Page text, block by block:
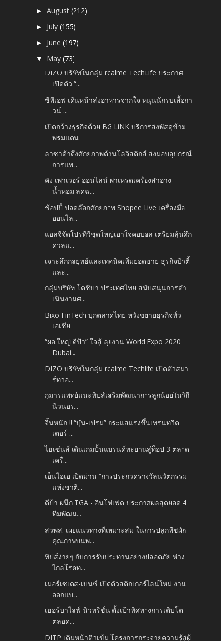
►August(212)
► July(155)
► June(197)
▼ May(73)
DIZO บริษัทในกลุ่ม realme TechLife ประกาศ
เปิดตัว “...
ซีพีเอฟ เดินหน้าส่งอาหารจากใจ หนุนนักรบเสื้อกา
วน์ ...
เปิดกว้างธุรกิจด้วย BG LiNK บริการส่งพัสดุข้าม
พรมแดน
ลาซาด้าดึงศักยภาพด้านโลจิสติกส์ ส่งมอบอุปกรณ์
การแพ...
คิง เพาเวอร์ ออนไลน์ พาเหรดเครื่องสำอาง
น้ำหอม ลดฉ...
ช้อปปี้ ปลดล๊อกศักยภาพ Shopee Live เครื่องมือ
ออนไล...
แอลจีจัดโปรทีวีชุดใหญ่เอาใจคอบอล เตรียมลุ้นศึก
ดวลแ...
เจาะลึกกลยุทธ์และเทคนิคเพิ่มยอดขาย ธุรกิจบิวตี้
และ...
กลุ่มบริษัท โตชิบา ประเทศไทย สนับสนุนการดำ
เนินงานศ...
Bixo FinTech บุกตลาดไทย หวังขยายธุรกิจทั่ว
เอเชีย
“ผอ.ใหญ่ ดีป้า” ใจสู้ ลุยงาน World Expo 2020
Dubai...
DIZO บริษัทในกลุ่ม realme Techlife เปิดตัวสมา
ร์ทวอ...
กุมารแพทย์แนะทิปส์เสริมพัฒนาการลูกน้อยในวิถี
นิวนอร...
จิ้นหนัก !! “บุ๋น-เปรม” กระแสแรงขึ้นเทรนทวิต
เตอร์ ...
ไฮเซ่นส์ เดินเกมปั้นแบรนด์ทะยานสู่ท็อป 3 ตลาด
เครื่...
เอ็นไอเอ เปิดม่าน “การประกวดรางวัลนวัตกรรม
แห่งชาติ...
ดีป้า ผนึก TGA - อินโฟเฟด ประกาศผลสุดยอด 4
ทีมพัฒน...
สวพส. เผยแนวทางที่เหมาะสม ในการปลูกพืชผัก
คุณภาพบนพ...
ทิปส์ง่ายๆ กับการรับประทานอย่างปลอดภัย ห่าง
ไกลโรคท...
เมอร์เซเดส-เบนซ์ เปิดตัวสติกเกอร์ไลน์ใหม่ งาน
ออกแบ...
เฮอร์บาไลฟ์ นิวทริชั่น ตั้งเป้าทิศทางการเติบโต
ตลอด...
DITP เดินหน้าติวเข้ม โครงการกระจายความรู้สู่ผู้